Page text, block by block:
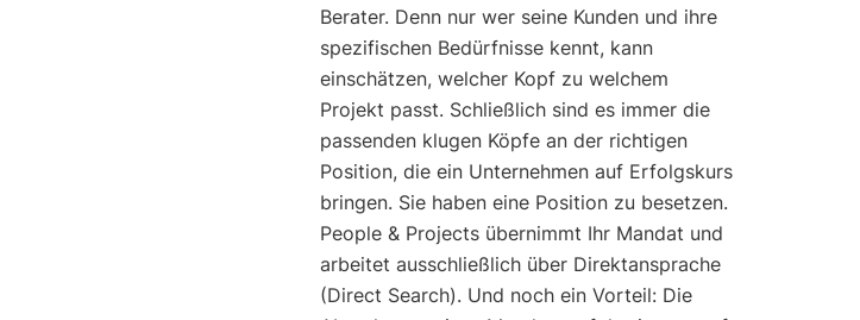
Berater. Denn nur wer seine Kunden und ihre
spezifischen Bedürfnisse kennt, kann
einschätzen, welcher Kopf zu welchem
Projekt passt. Schließlich sind es immer die
passenden klugen Köpfe an der richtigen
Position, die ein Unternehmen auf Erfolgskurs
bringen. Sie haben eine Position zu besetzen.
People & Projects übernimmt Ihr Mandat und
arbeitet ausschließlich über Direktansprache
(Direct Search). Und noch ein Vorteil: Die